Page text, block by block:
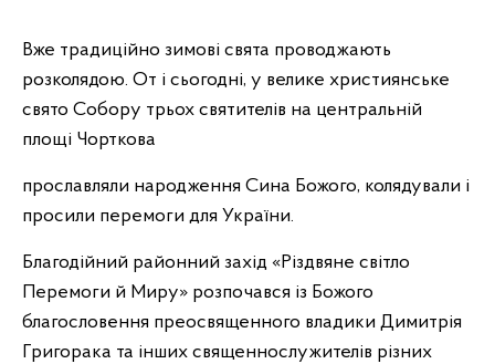
Вже традиційно зимові свята проводжають
розколядою. От і сьогодні, у велике християнське
свято Собору трьох святителів на центральній
площі Чорткова
прославляли народження Сина Божого, колядували і
просили перемоги для України.
Благодійний районний захід «Різдвяне світло
Перемоги й Миру» розпочався із Божого
благословення преосвященного владики Димитрія
Григорака та інших священнослужителів різних